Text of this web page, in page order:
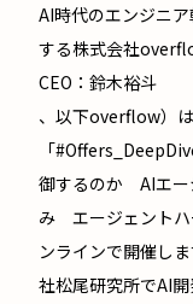
AI時代のエンジニ
する株式会社
CEO：鈴木裕斗
、以下overflow）
「
御するのか AIエー
み エージェントハ
ンラインで開催し
社松尾研究所でAI